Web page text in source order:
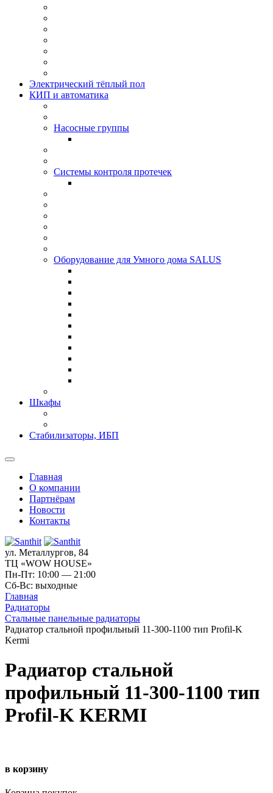
Электрический тёплый пол
КИП и автоматика
Насосные группы
Системы контроля протeчек
Оборудование для Умного дома SALUS
Шкафы
Стабилизаторы, ИБП
Главная
О компании
Партнёрам
Новости
Контакты
ул. Металлургов, 84
ТЦ «WOW HOUSE»
Пн-Пт: 10:00 — 21:00
Сб-Вс: выходные
Главная
Радиаторы
Стальные панельные радиаторы
Радиатор стальной профильный 11-300-1100 тип Profil-K
Kermi
Радиатор стальной
профильный 11-300-1100 тип
Profil-K KERMI
в корзину